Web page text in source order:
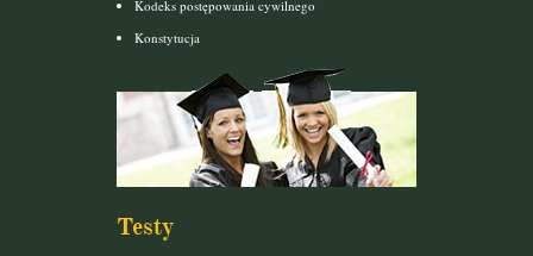
Kodeks postępowania cywilnego
Konstytucja
Testy